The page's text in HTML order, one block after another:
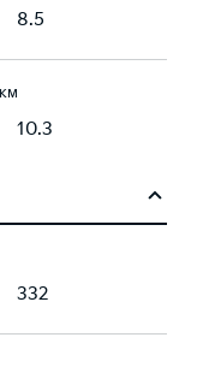
8.5
10.3
332